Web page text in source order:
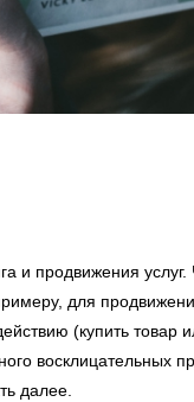
и продвижения услуг.
для
(купить товар
восклицательных
далее.